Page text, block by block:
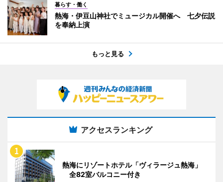
暮らす・働く
熱海・伊豆山神社でミュージカル開催へ 七夕伝説
を奉納上演
もっと見る
アクセスランキング
熱海にリゾートホテル「ヴィラージュ熱海」
全82室バルコニー付き